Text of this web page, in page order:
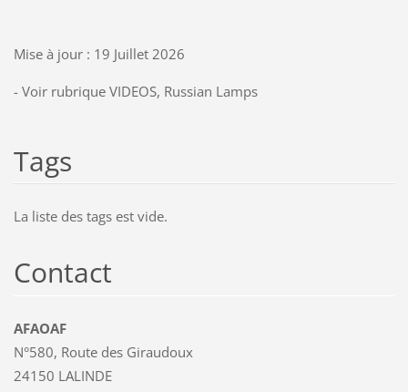
Mise à jour : 19 Juillet 2026
- Voir rubrique VIDEOS, Russian Lamps
Tags
La liste des tags est vide.
Contact
AFAOAF
N°580, Route des Giraudoux
24150 LALINDE